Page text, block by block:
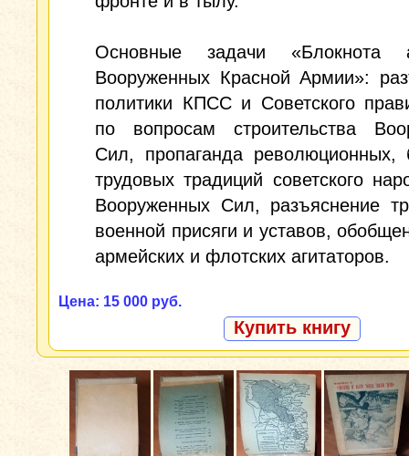
Основные задачи «Блокнота
Вооруженных Красной Армии»:
политики КПСС и Советского
по вопросам строительства
Сил, пропаганда революционных,
трудовых традиций советского
Вооруженных Сил, разъяснение
военной присяги и уставов,
армейских и флотских агитаторов.
Цена: 15 000 руб.
Купить книгу